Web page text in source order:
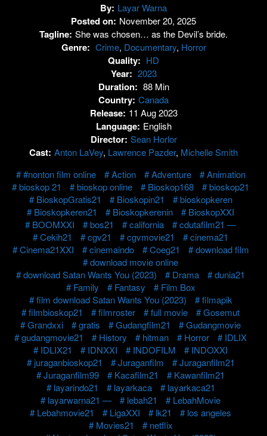
By: Layar Warna
Posted on: November 20, 2025
Tagline: She was chosen… as the Devil’s bride.
Genre: Crime, Documentary, Horror
Quality: HD
Year: 2023
Duration: 88 Min
Country: Canada
Release: 11 Aug 2023
Language: English
Director: Sean Horlor
Cast: Anton LaVey, Lawrence Pazder, Michelle Smith
#nonton film online
Action Adventure
Animation
bioskop 21
bioskop online Bioskop168
bioskop21
BioskopGratis21
Bioskopin21
bioskopkeren
Bioskopkeren21
Bioskopkerenin
BioskopXXI
BOOMXXI
bos21 california
cdutafilm21 —
Cekih21
cgv21 cgvmovie21
cinema21
Cinema21XXI
cinemaindo Coeg21
download film
download movie online
download Satan Wants You (2023)
Drama
dunia21
Family
Fantasy
Film Box
film download Satan Wants You (2023)
filmapik
filmbioskop21
filmroster full movie
Gosemut
Grandxxi
gratis Gudangfilm21
Gudangmovie
gudangmovie21
History hitman Horror
IDLIX
IDLIX21
IDNXXI INDOFILM
INDOXXI
juraganbioskop21
Juraganfilm
Juraganfilm21
Juraganfilm99
Kacafilm21
Kawanfilm21
layarindo21
layarkaca
layarkaca21
layarwarna21 —
lebah21
LebahMovie
Lebahmovie21
LigaXXI lk21
los angeles
Movies21
netflix